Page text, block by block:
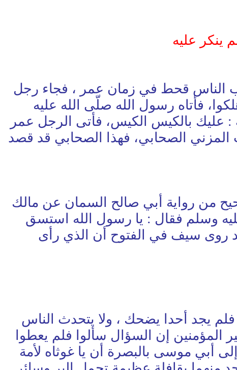
عليه
أصاب الناس قحط في زمان عمر ، فجاء رجل
فأتاه رسول الله صلّى الله عليه
عليك بالكيس الكيس، فأتى الرجل عمر
المزني الصحابي، فهذا الصحابي قد قصد
شيبة بإسناد صحيح من رواية أبي صالح السمان عن مالك
وسلم فقال : يا رسول الله استسق
روى سيف في الفتوح أن الذي رأى
فلم يجد أحدا يضحك ، ولا يتحدث الناس
إن السؤال سألوا فلم يعطوا
أبي موسى بالبصرة أن يا غوثاه لأمة